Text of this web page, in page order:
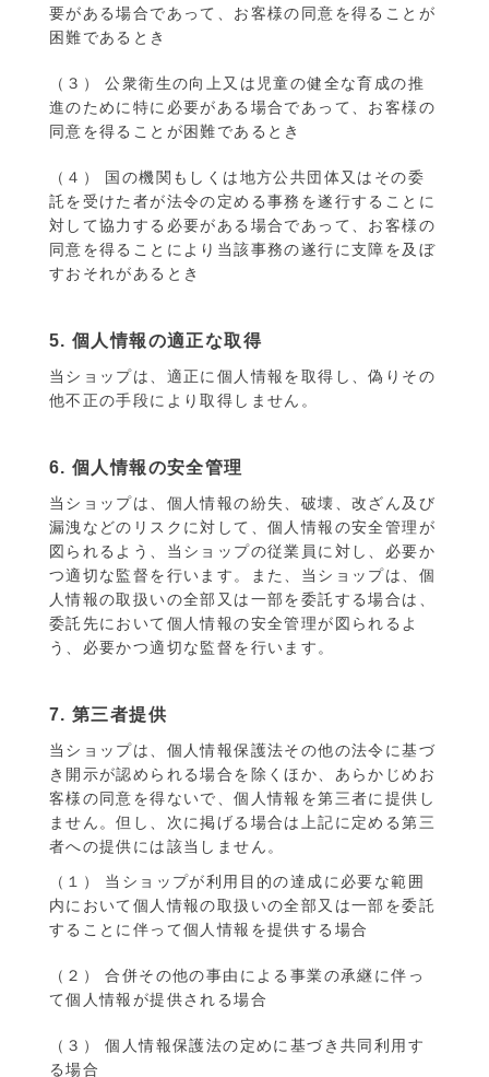
要がある場合であって、お客様の同意を得ることが
困難であるとき
（３） 公衆衛生の向上又は児童の健全な育成の推
進のために特に必要がある場合であって、お客様の
同意を得ることが困難であるとき
（４） 国の機関もしくは地方公共団体又はその委
託を受けた者が法令の定める事務を遂行することに
対して協力する必要がある場合であって、お客様の
同意を得ることにより当該事務の遂行に支障を及ぼ
すおそれがあるとき
5. 個人情報の適正な取得
当ショップは、適正に個人情報を取得し、偽りその
他不正の手段により取得しません。
6. 個人情報の安全管理
当ショップは、個人情報の紛失、破壊、改ざん及び
漏洩などのリスクに対して、個人情報の安全管理が
図られるよう、当ショップの従業員に対し、必要か
つ適切な監督を行います。また、当ショップは、個
人情報の取扱いの全部又は一部を委託する場合は、
委託先において個人情報の安全管理が図られるよ
う、必要かつ適切な監督を行います。
7. 第三者提供
当ショップは、個人情報保護法その他の法令に基づ
き開示が認められる場合を除くほか、あらかじめお
客様の同意を得ないで、個人情報を第三者に提供し
ません。但し、次に掲げる場合は上記に定める第三
者への提供には該当しません。
（１） 当ショップが利用目的の達成に必要な範囲
内において個人情報の取扱いの全部又は一部を委託
することに伴って個人情報を提供する場合
（２） 合併その他の事由による事業の承継に伴っ
て個人情報が提供される場合
（３） 個人情報保護法の定めに基づき共同利用す
る場合